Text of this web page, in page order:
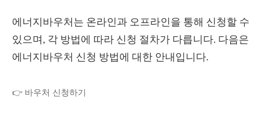
에너지바우처는 온라인과 오프라인을 통해 신청할 수
있으며, 각 방법에 따라 신청 절차가 다릅니다. 다음은
에너지바우처 신청 방법에 대한 안내입니다.
👉 바우처 신청하기